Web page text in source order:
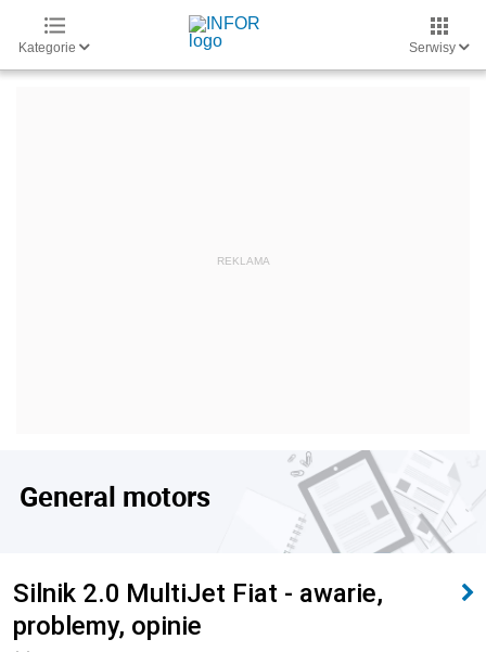
Kategorie Serwisy
General motors
Silnik 2.0 MultiJet Fiat - awarie,
problemy, opinie